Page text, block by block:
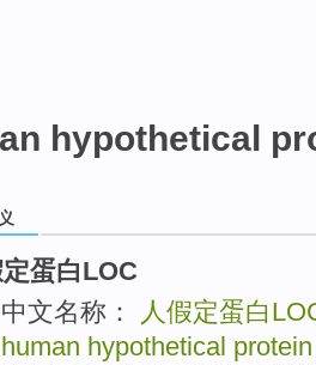
hypothetical
定蛋白LOC
文名称：
人假定蛋白
human hypothetical